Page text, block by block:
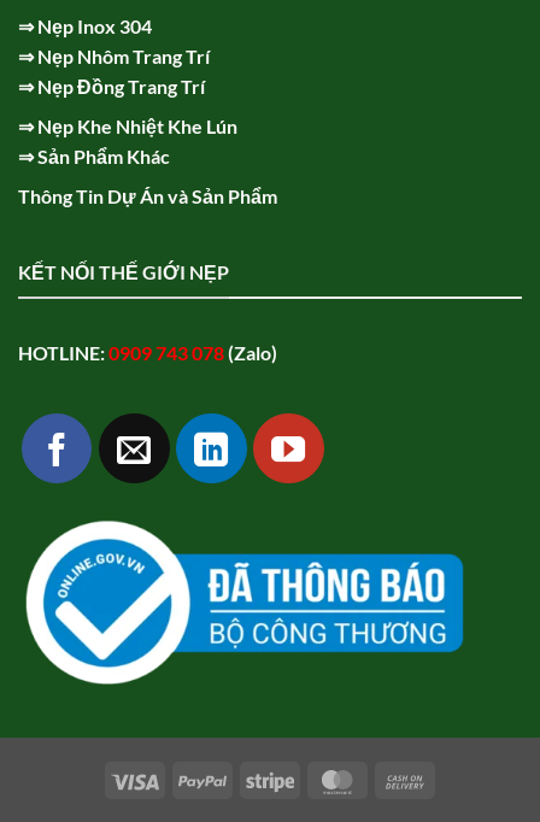
⇒Nẹp Inox 304
⇒Nẹp Nhôm Trang Trí
⇒Nẹp Đồng Trang Trí
⇒Nẹp Khe Nhiệt Khe Lún
⇒Sản Phẩm Khác
Thông Tin Dự Án và Sản Phẩm
KẾT NỐI THẾ GIỚI NẸP
HOTLINE:0909 743 078(Zalo)
Visa PayPal Stripe MasterCard